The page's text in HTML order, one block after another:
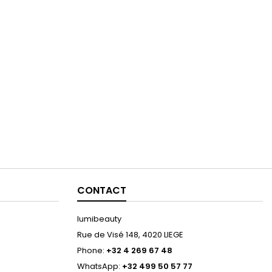
CONTACT
lumibeauty
Rue de Visé 148, 4020 LIEGE
Phone: +32 4 269 67 48
WhatsApp: +32 499 50 57 77